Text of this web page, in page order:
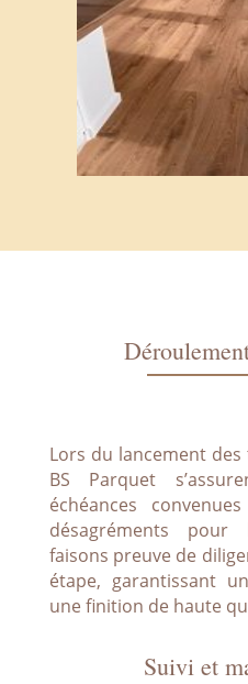
Lors du lancement
BS Parquet
échéances
désagréments pour
faisons preuve de
étape, garantissant
une finition de haute
Suivi et